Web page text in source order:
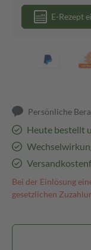
E-Rezept
Persönliche
Heute bestellt
Bei der Einlösung
gesetzlichen